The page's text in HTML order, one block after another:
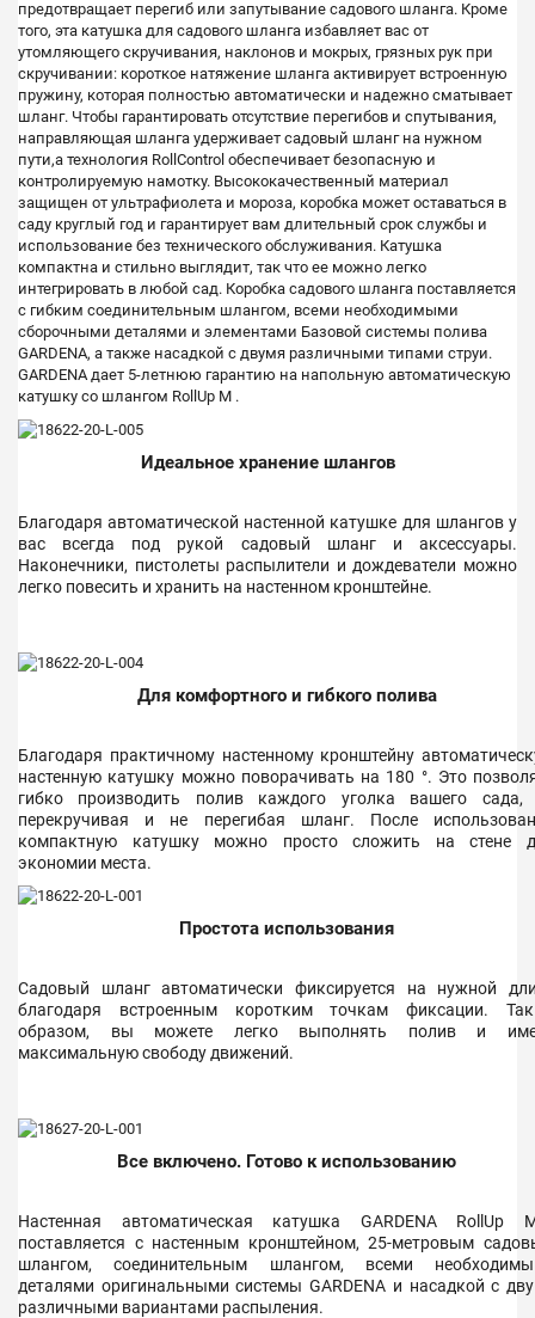
предотвращает перегиб или запутывание садового шланга. Кроме
того, эта катушка для садового шланга избавляет вас от
утомляющего скручивания, наклонов и мокрых, грязных рук при
скручивании: короткое натяжение шланга активирует встроенную
пружину, которая полностью автоматически и надежно сматывает
шланг. Чтобы гарантировать отсутствие перегибов и спутывания,
направляющая шланга удерживает садовый шланг на нужном
пути,а технология RollControl обеспечивает безопасную и
контролируемую намотку. Высококачественный материал
защищен от ультрафиолета и мороза, коробка может оставаться в
саду круглый год и гарантирует вам длительный срок службы и
использование без технического обслуживания. Катушка
компактна и стильно выглядит, так что ее можно легко
интегрировать в любой сад. Коробка садового шланга поставляется
с гибким соединительным шлангом, всеми необходимыми
сборочными деталями и элементами Базовой системы полива
GARDENA, а также насадкой с двумя различными типами струи.
GARDENA дает 5-летнюю гарантию на напольную автоматическую
катушку со шлангом RollUp M .
Идеальное хранение шлангов
Благодаря автоматической настенной катушке для шлангов у
вас всегда под рукой садовый шланг и аксессуары.
Наконечники, пистолеты распылители и дождеватели можно
легко повесить и хранить на настенном кронштейне.
Для комфортного и гибкого полива
Благодаря практичному настенному кронштейну
настенную катушку можно поворачивать на 180 °. Это
гибко производить полив каждого уголка вашего сада,
перекручивая и не перегибая шланг. После
компактную катушку можно просто сложить на стене
экономии места.
Простота использования
Садовый шланг автоматически фиксируется на нужной
благодаря встроенным коротким точкам фиксации.
образом, вы можете легко выполнять полив и
максимальную свободу движений.
Все включено. Готово к использованию
Настенная автоматическая катушка GARDENA RollUp
поставляется с настенным кронштейном, 25-метровым
шлангом, соединительным шлангом, всеми
деталями оригинальными системы GARDENA и насадкой с
различными вариантами распыления.